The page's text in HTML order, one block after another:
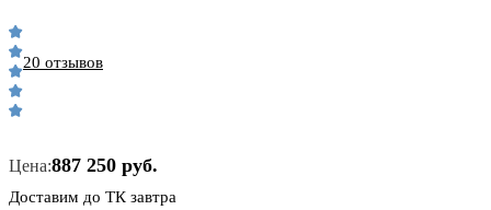
20 отзывов
Цена:887 250 руб.
Доставим до ТК завтра